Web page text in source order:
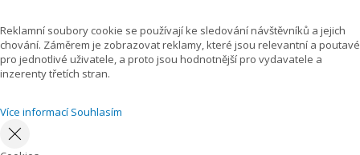
Reklamní soubory cookie se používají ke sledování návštěvníků a jejich
chování. Záměrem je zobrazovat reklamy, které jsou relevantní a poutavé
pro jednotlivé uživatele, a proto jsou hodnotnější pro vydavatele a
inzerenty třetích stran.
Více informací Souhlasím